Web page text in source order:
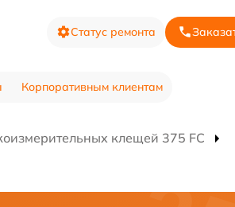
Статус ремонта
Корпоративным клиентам
клещей 375 FC